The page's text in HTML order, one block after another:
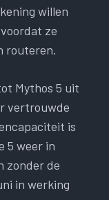
willen
ze
routeren.
Mythos 5 uit
vertrouwde
is
5 weer in
zonder de
in werking